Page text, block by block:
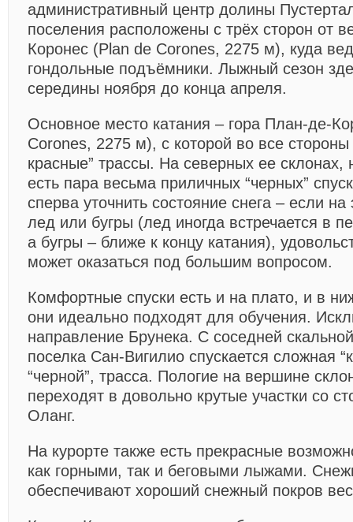
административный центр долины
поселения расположены с трёх сторон от
Коронес (Plan de Corones, 2275 м), куда
гондольные подъёмники. Лыжный сезон
середины ноября до конца апреля.
Основное место катания – гора План-де-
Corones, 2275 м), с которой во все стороны
красные” трассы. На северных ее склонах,
есть пара весьма приличных “черных”
сперва уточнить состояние снега – если на
лед или бугры (лед иногда встречается в
а бугры – ближе к концу катания),
может оказаться под большим вопросом.
Комфортные спуски есть и на плато, и в
они идеально подходят для обучения.
направление Брунека. С соседней
поселка Сан-Вигилио спускается сложная
“черной”, трасса. Пологие на вершине
переходят в довольно крутые участки со
Оланг.
На курорте также есть прекрасные
как горными, так и беговыми лыжами.
обеспечивают хороший снежный покров